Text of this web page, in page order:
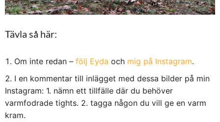
Tävla så här:
Om inte redan – följ Eyda och mig på Instagram.
I en kommentar till inlägget med dessa bilder på min
Instagram: 1. nämn ett tillfälle där du behöver
varmfodrade tights. 2. tagga någon du vill ge en varm
kram.